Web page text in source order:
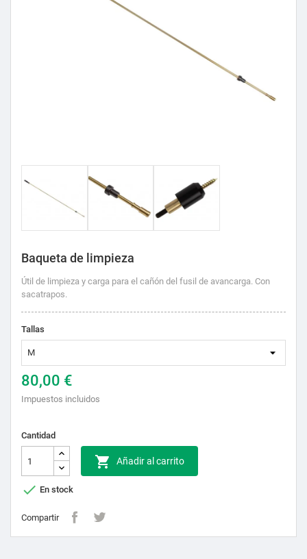
Baqueta de limpieza
Útil de limpieza y carga para el cañón del fusil de avancarga. Con
sacatrapos.
Tallas
80,00 €
Impuestos incluidos
Cantidad
 Añadir al carrito
 En stock
Compartir